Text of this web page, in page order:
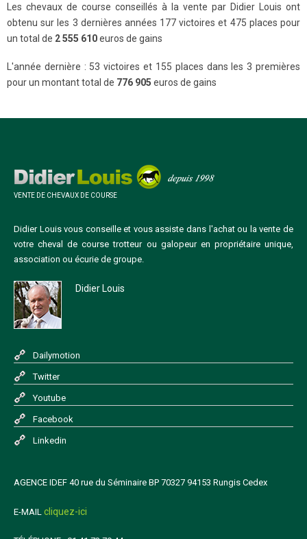
Les chevaux de course conseillés à la vente par Didier Louis ont
obtenu sur les 3 dernières années 177 victoires et 475 places pour
un total de 2 555 610euros de gains
L'année dernière : 53 victoires et 155 places dans les 3 premières
pour un montant total de 776 905 euros de gains
VENTE DE CHEVAUX DE COURSE
Didier Louis vous conseille et vous assiste dans l'achat ou la vente de
votre cheval de course trotteur ou galopeur en propriétaire unique,
association ou écurie de groupe.
Didier Louis
Dailymotion
Twitter
Youtube
Facebook
Linkedin
AGENCE IDEF 40 rue du Séminaire BP 70327 94153 Rungis Cedex
E-MAIL cliquez-ici